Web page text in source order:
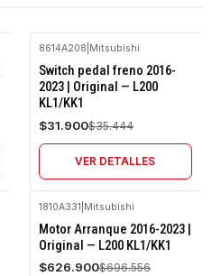
-10%
OFF
Agotado
8614A208 Mitsubishi
Switch pedal freno 2016-
2023 | Original — L200
KL1/KK1
$31.900$35.444
VER DETALLES
-10%
OFF
1810A331 Mitsubishi
Motor Arranque 2016-2023 |
Original — L200 KL1/KK1
$626.900$696.556